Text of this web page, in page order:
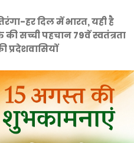
हर दिल में भारत, यही है
की सच्ची पहचान 79वें स्वतंत्रता
प्रदेशवासियों